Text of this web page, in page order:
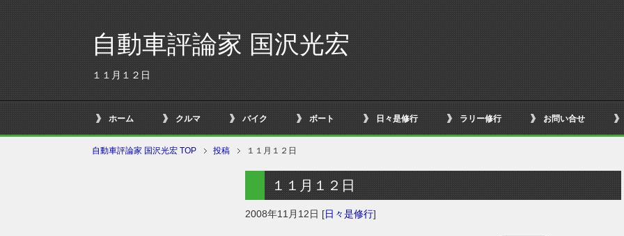
自動車評論家 国沢光宏
１１月１２日
ホーム クルマ バイク ボート 日々是修行 ラリー修行 お問い合せ
自動車評論家 国沢光宏 TOP 投稿 １１月１２日
１１月１２日
2008年11月12日 [日々是修行]